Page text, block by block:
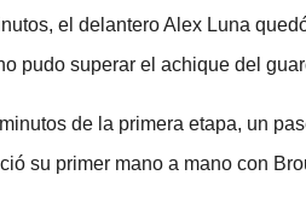
el delantero Alex Luna
pudo superar el achique del
de la primera etapa, un
su primer mano a mano con